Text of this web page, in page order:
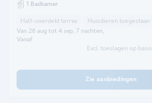
1 Badkamer
Half-overdekt terras Huisdieren toegestaan
Van 28 aug tot 4 sep, 7 nachten,
Vanaf
Excl. toeslagen op
Zie aanbiedingen